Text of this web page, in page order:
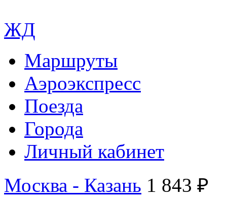
ЖД
Маршруты
Аэроэкспресс
Поезда
Города
Личный кабинет
Москва - Казань 1 843 ₽